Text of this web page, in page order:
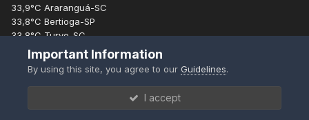
33,9°C Araranguá-SC
33,8°C Bertioga-SP
33,8°C Turvo-SC
33,7°C Braço do Norte-SC
33,4°C Dracena-SP
32,7°C Torres-RS
32,5°C Iguape-SP
Important Information
By using this site, you agree to ourGuidelines.
I accept